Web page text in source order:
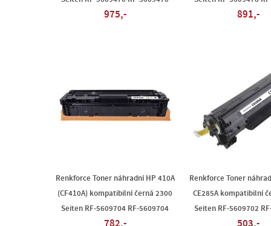
975,- 891,-
Renkforce Toner náhradní HP 410A
(CF410A) kompatibilní černá 2300
Seiten RF-5609704 RF-5609704
782,-
Renkforce Toner
CE285A kompatibilní
Seiten RF-5609702
503,-